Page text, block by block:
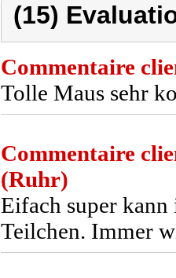
(15)
Commentaire
Tolle Maus sehr
Commentaire
(Ruhr)
Eifach super kann
Teilchen. Immer